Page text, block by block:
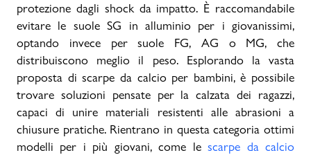
protezione dagli shock da impatto. È raccomandabile
evitare le suole SG in alluminio per i giovanissimi,
optando invece per suole FG, AG o MG, che
distribuiscono meglio il peso. Esplorando la vasta
proposta di scarpe da calcio per bambini, è possibile
trovare soluzioni pensate per la calzata dei ragazzi,
capaci di unire materiali resistenti alle abrasioni a
chiusure pratiche. Rientrano in questa categoria ottimi
modelli per i più giovani, come lescarpe da calcio